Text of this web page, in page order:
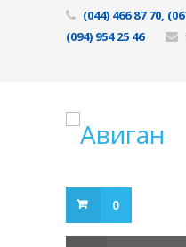
(044) 466 87 70,
(094) 954 25 46
0